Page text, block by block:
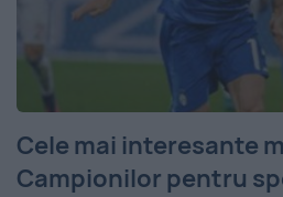
Cele mai interesante
Campionilor pentru